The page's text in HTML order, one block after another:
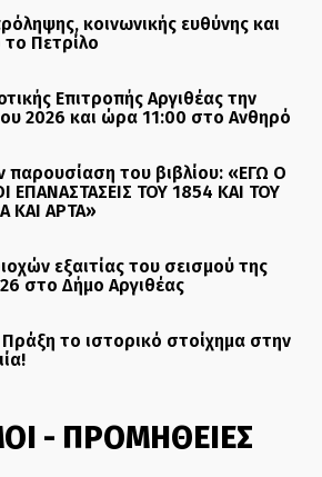
κοινωνικής ευθύνης και
Πετρίλο
Επιτροπής Αργιθέας την
2026 και ώρα 11:00 στο Ανθηρό
του βιβλίου: «ΕΓΩ Ο
ΕΠΑΝΑΣΤΑΣΕΙΣ ΤΟΥ 1854 ΚΑΙ ΤΟΥ
ΚΑΙ ΑΡΤΑ»
εξαιτίας του σεισμού της
στο Δήμο Αργιθέας
το ιστορικό στοίχημα στην
- ΠΡΟΜΗΘΕΙΕΣ